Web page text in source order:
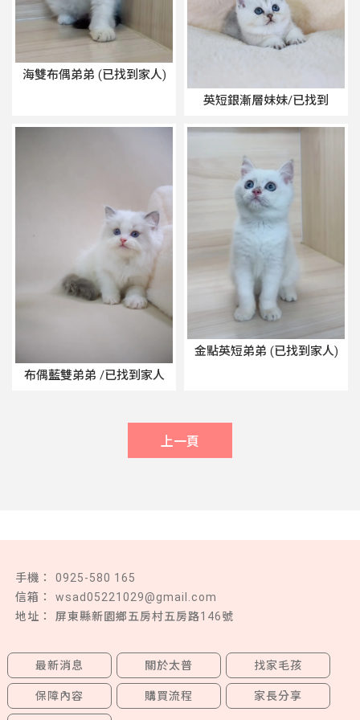
海雙布偶弟弟 (已找到家人)
英短銀漸層妹妹/已找到
布偶藍雙弟弟 /已找到家人
金點英短弟弟 (已找到家人)
上一頁
0925-580 165
wsad05221029@gmail.com
屏東縣新園鄉五房村五房路146號
最新消息 關於太普 找家毛孩
保障內容 購買流程 家長分享